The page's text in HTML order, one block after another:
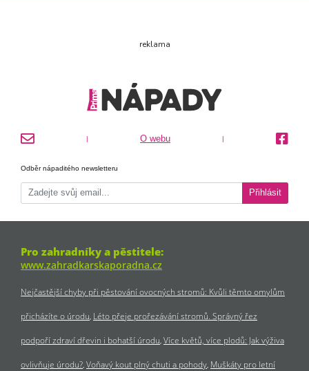
reklama
| O webu |
Odběr nápaditého newsletteru
Přihlásit
Pro zahradníky a pěstitele:
www.zahradkarskaporadna.cz
Nejčastější chyby při pěstování ovocných stromů: Kvůli těmto omylům
přicházíte o úrodu Léto přeje prořezávání stromů. Správný řez
podpoří zdraví dřevin i bohatší úrodu Více květů, více plodů: Jak výživa
ovlivňuje úrodu? Voňavý kout plný chuti a pohody Muškáty pro letní